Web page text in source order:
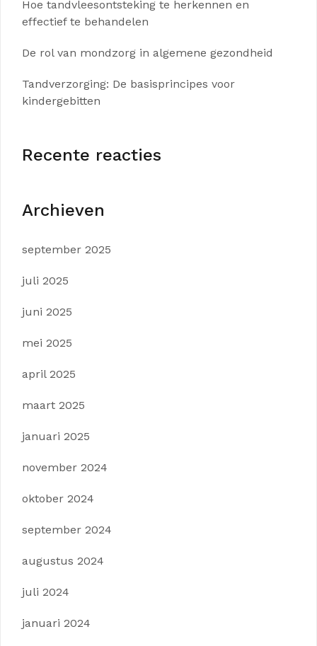
Hoe tandvleesontsteking te herkennen en
effectief te behandelen
De rol van mondzorg in algemene gezondheid
Tandverzorging: De basisprincipes voor
kindergebitten
Recente reacties
Archieven
september 2025
juli 2025
juni 2025
mei 2025
april 2025
maart 2025
januari 2025
november 2024
oktober 2024
september 2024
augustus 2024
juli 2024
januari 2024